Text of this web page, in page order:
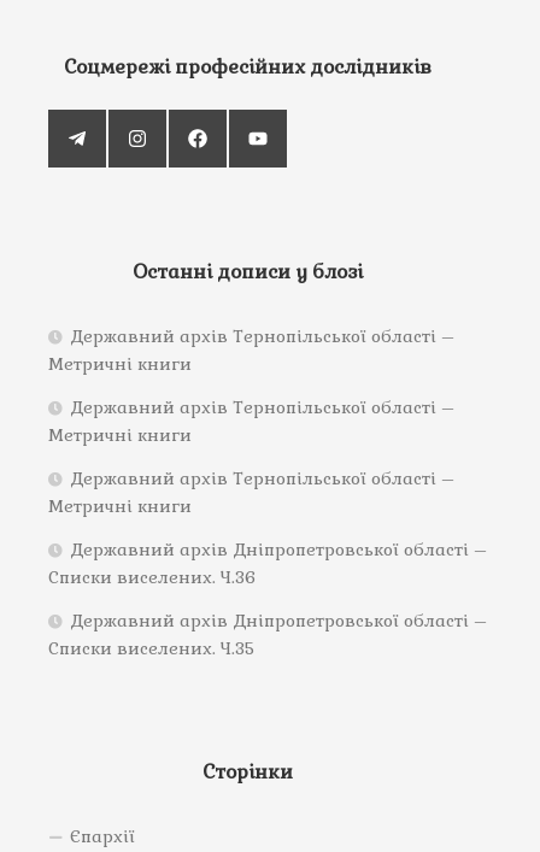
Соцмережі професійних дослідників
Останні дописи у блозі
Державний архів Тернопільської області –
Метричні книги
Державний архів Тернопільської області –
Метричні книги
Державний архів Тернопільської області –
Метричні книги
Державний архів Дніпропетровської області –
Списки виселених. Ч.36
Державний архів Дніпропетровської області –
Списки виселених. Ч.35
Сторінки
Єпархії